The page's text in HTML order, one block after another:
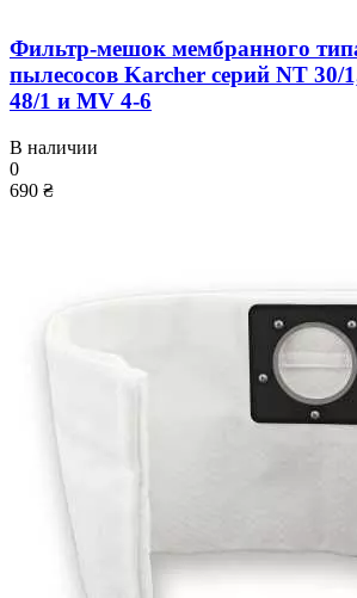
Фильтр-мешок мембранного
пылесосов Karcher серий NT 30/
48/1 и MV 4-6
В наличии
0
690 ₴